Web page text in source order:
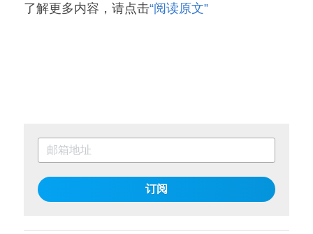
了解更多内容，请点击“阅读原文”
订阅